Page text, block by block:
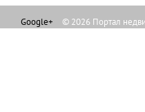
Google+ © 2026 Портал